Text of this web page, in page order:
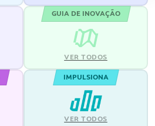
GUIA DE INOVAÇÃO
VER TODOS
IMPULSIONA
VER TODOS